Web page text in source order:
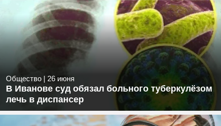
Общество | 26 июня
В Иванове суд обязал больного туберкулёзом
лечь в диспансер